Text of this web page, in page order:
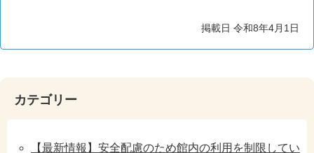
掲載日 令和8年4月1日
カテゴリー
【最新情報】安全配慮のため館内の利用を制限してい